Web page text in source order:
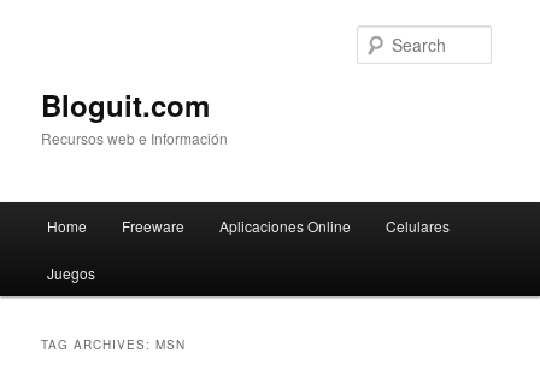
Bloguit.com
Recursos web e Información
Skip
to
Skip
to
Home Freeware Aplicaciones Online Celulares
Juegos
TAG ARCHIVES:MSN